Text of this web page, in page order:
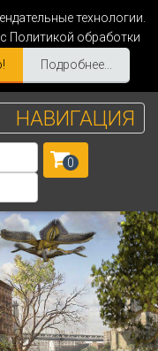
технологии.
Политикой обработки
Подробнее...
НАВИГАЦИЯ
0